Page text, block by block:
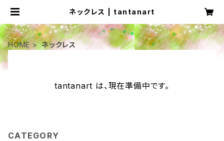
ネックレス | tantanart
HOME ネックレス
tantanart は、現在準備中です。
CATEGORY